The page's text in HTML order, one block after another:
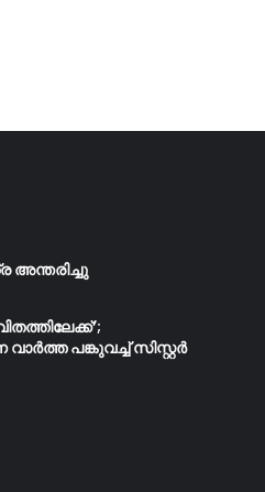
അന്തരിച്ചു
പങ്കുവച്ച് സിസ്റ്റർ